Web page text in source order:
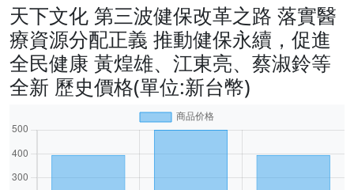
天下文化 第三波健保改革之路 落實醫
療資源分配正義 推動健保永續，促進
全民健康 黃煌雄、江東亮、蔡淑鈴等
全新 歷史價格(單位:新台幣)